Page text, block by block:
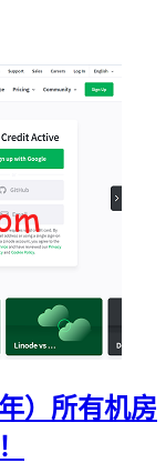
）所有机房